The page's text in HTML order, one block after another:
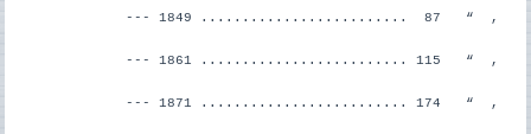
--- 1849 ......................... 87 “ ,
--- 1861 ......................... 115 “ ,
--- 1871 ......................... 174 “ ,